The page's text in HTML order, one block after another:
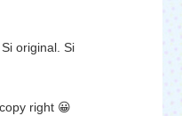
original. Si
right 😀